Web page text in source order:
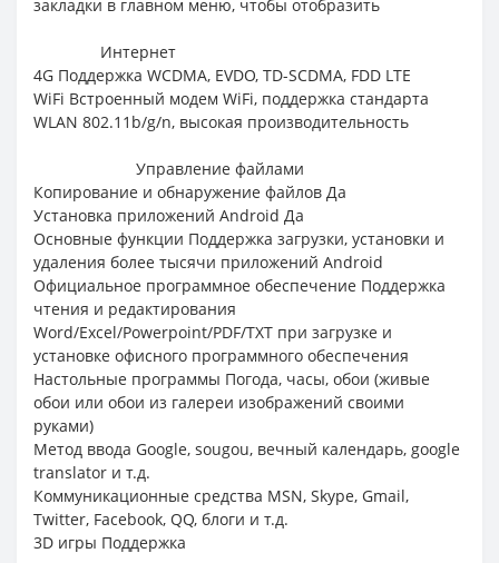
закладки в главном меню, чтобы отобразить
Интернет
4G Поддержка WCDMA, EVDO, TD-SCDMA, FDD LTE
WiFi Встроенный модем WiFi, поддержка стандарта
WLAN 802.11b/g/n, высокая производительность
Управление файлами
Копирование и обнаружение файлов Да
Установка приложений Android Да
Основные функции Поддержка загрузки, установки и
удаления более тысячи приложений Android
Официальное программное обеспечение Поддержка
чтения и редактирования
Word/Excel/Powerpoint/PDF/TXT при загрузке и
установке офисного программного обеспечения
Настольные программы Погода, часы, обои (живые
обои или обои из галереи изображений своими
руками)
Метод ввода Google, sougou, вечный календарь, google
translator и т.д.
Коммуникационные средства MSN, Skype, Gmail,
Twitter, Facebook, QQ, блоги и т.д.
3D игры Поддержка